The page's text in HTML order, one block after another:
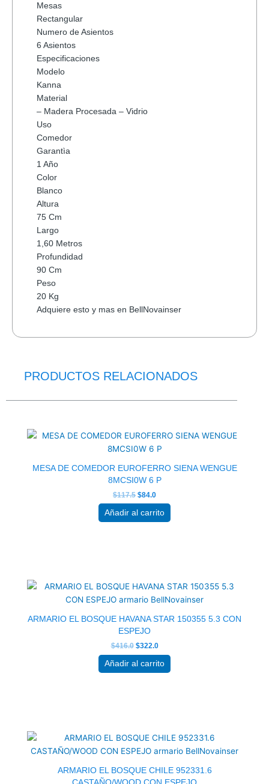
Mesas
Rectangular
Numero de Asientos
6 Asientos
Especificaciones
Modelo
Kanna
Material
– Madera Procesada – Vidrio
Uso
Comedor
Garantìa
1 Año
Color
Blanco
Altura
75 Cm
Largo
1,60 Metros
Profundidad
90 Cm
Peso
20 Kg
Adquiere esto y mas en BellNovainser
PRODUCTOS RELACIONADOS
MESA DE COMEDOR EUROFERRO SIENA WENGUE
8MCSI0W 6 P
$117.5
original
era:
$117.5.
$84.0
actual
es:
$84.0.
Añadir al carrito
ARMARIO EL BOSQUE HAVANA STAR 150355 5.3 CON
ESPEJO
$416.0
original
era:
$416.0.
$322.0
actual
es:
$322.0.
Añadir al carrito
ARMARIO EL BOSQUE CHILE 952331.6
original
era:
$296.5.
actual
es:
$236.0.